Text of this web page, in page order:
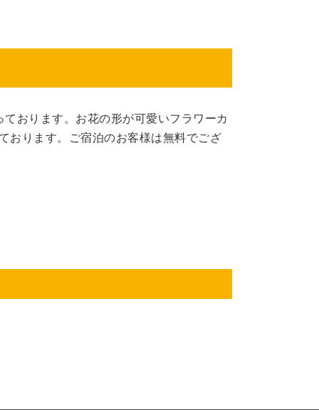
おります。お花の形が可愛いフラワーカ
おります。ご宿泊のお客様は無料でござ